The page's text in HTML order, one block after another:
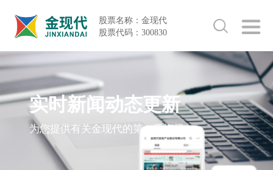
股票名称：金现代
股票代码：300830
实时新闻动态更新
为您提供有关金现代的第一手资讯